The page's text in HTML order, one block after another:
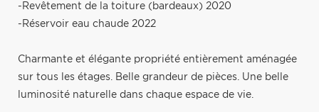
-Revêtement de la toiture (bardeaux) 2020
-Réservoir eau chaude 2022
Charmante et élégante propriété entièrement aménagée
sur tous les étages. Belle grandeur de pièces. Une belle
luminosité naturelle dans chaque espace de vie.